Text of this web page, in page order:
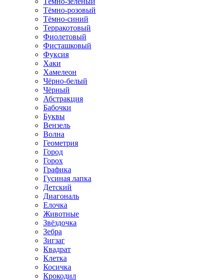
Тёмно-розовый
Тёмно-синий
Терракотовый
Фиолетовый
Фисташковый
Фуксия
Хаки
Хамелеон
Чёрно-белый
Чёрный
Абстракция
Бабочки
Буквы
Вензель
Волна
Геометрия
Город
Горох
Графика
Гусиная лапка
Детский
Диагональ
Елочка
Животные
Звёздочка
Зебра
Зигзаг
Квадрат
Клетка
Косичка
Крокодил